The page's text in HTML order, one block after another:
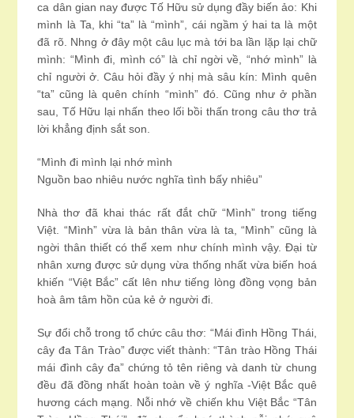
ca dân gian nay được Tố Hữu sử dụng đầy biến ảo: Khi
mình là Ta, khi “ta” là “mình”, cái ngầm ý hai ta là một
đã rõ. Nhng ở đây một câu lục mà tới ba lần lặp lại chữ
mình: “Mình đi, mình có” là chỉ ngời về, “nhớ mình” là
chỉ người ở. Câu hỏi đầy ý nhị mà sâu kín: Mình quên
“ta” cũng là quên chính “mình” đó. Cũng như ở phần
sau, Tố Hữu lại nhấn theo lối bồi thấn trong câu thơ trả
lời khẳng định sắt son.
“Mình đi mình lại nhớ mình
Nguồn bao nhiêu nước nghĩa tình bấy nhiêu”
Nhà thơ đã khai thác rất đắt chữ “Mình” trong tiếng
Việt. “Mình” vừa là bản thân vừa là ta, “Mình” cũng là
ngời thân thiết có thể xem như chính mình vậy. Đại từ
nhân xưng được sử dụng vừa thống nhất vừa biến hoá
khiến “Việt Bắc” cất lên như tiếng lòng đồng vọng bản
hoà âm tâm hồn của kẻ ở người đi.
Sự đổi chỗ trong tổ chức câu thơ: “Mái đình Hồng Thái,
cây đa Tân Trào” được viết thành: “Tân trào Hồng Thái
mái đình cây đa” chứng tỏ tên riêng và danh từ chung
đều đã đồng nhất hoàn toàn về ý nghĩa -Việt Bắc quê
hương cách mạng. Nỗi nhớ về chiến khu Việt Bắc “Tân